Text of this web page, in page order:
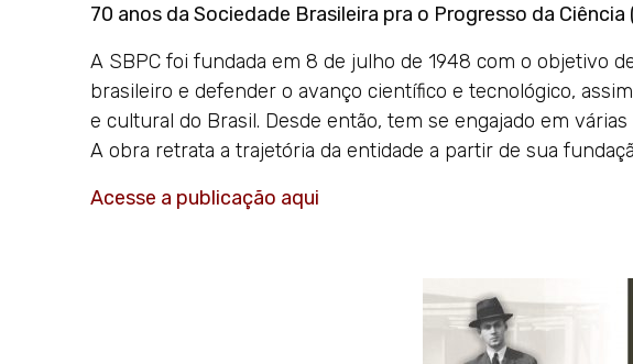
70 anos da Sociedade Brasileira pra o Progresso da Ciência
A SBPC foi fundada em 8 de julho de 1948 com o objetivo
brasileiro e defender o avanço científico e tecnológico,
e cultural do Brasil. Desde então, tem se engajado em
A obra retrata a trajetória da entidade a partir de sua
Acesse a publicação aqui